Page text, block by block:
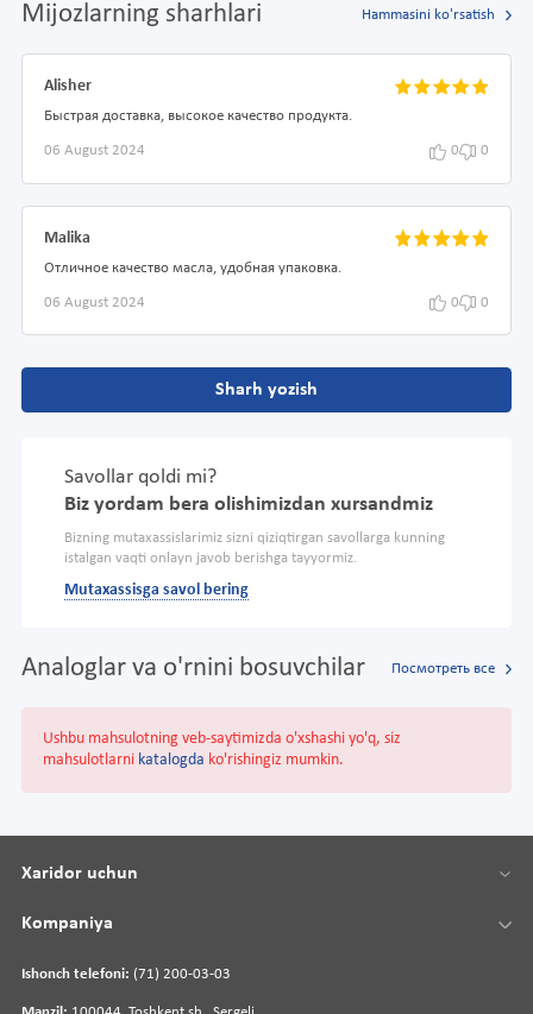
Mijozlarning sharhlari Hammasini ko'rsatish
Alisher
Быстрая доставка, высокое качество продукта.
06 August 2024 0 0
Malika
Отличное качество масла, удобная упаковка.
06 August 2024 0 0
Sharh yozish
Savollar qoldi mi?
Biz yordam bera olishimizdan xursandmiz
Bizning mutaxassislarimiz sizni qiziqtirgan savollarga kunning
istalgan vaqti onlayn javob berishga tayyormiz.
Mutaxassisga savol bering
Analoglar va o'rnini bosuvchilar Посмотреть все
Ushbu mahsulotning veb-saytimizda o'xshashi yo'q, siz
mahsulotlarni katalogda ko'rishingiz mumkin.
Ishonch telefoni: (71) 200-03-03
Xaridor uchun
Kompaniya